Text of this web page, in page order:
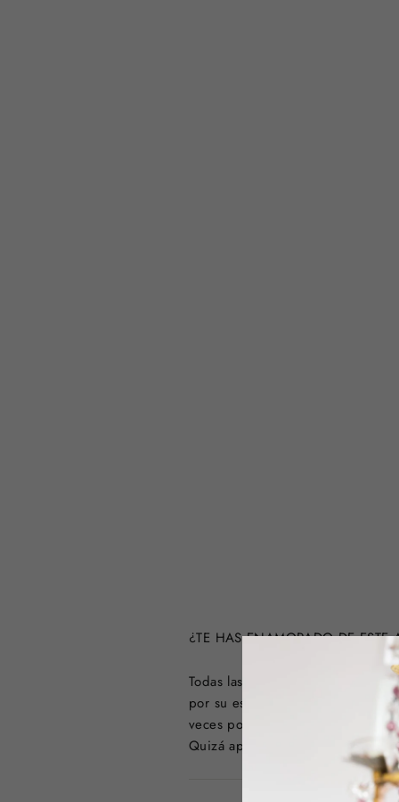
¿TE HAS ENAMORADO DE ESTE
Todas las piezas antiguas o con
por su estado de conservación,
veces podemos encontrar objetos
Quizá aparezca algo por nuestros